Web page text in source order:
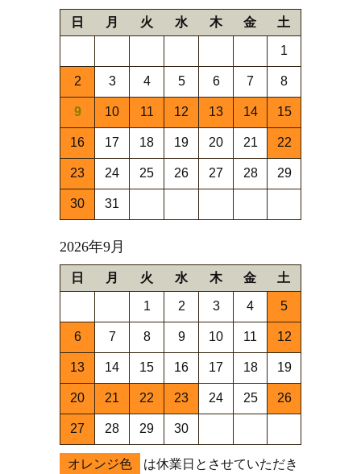
日 月 火 水 木 金 土
1
2 3 4 5 6 7 8
9 10 11 12 13 14 15
16 17 18 19 20 21 22
23 24 25 26 27 28 29
30 31
2026年9月
日 月 火 水 木 金 土
1 2 3 4 5
6 7 8 9 10 11 12
13 14 15 16 17 18 19
20 21 22 23 24 25 26
27 28 29 30
オレンジ色
は休業日とさせていただき